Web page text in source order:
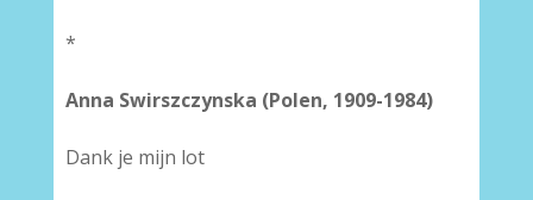
*
Anna Swirszczynska (Polen, 1909-1984)
Dank je mijn lot